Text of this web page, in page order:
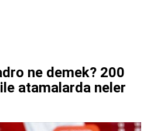
ne demek? 200
atamalarda neler